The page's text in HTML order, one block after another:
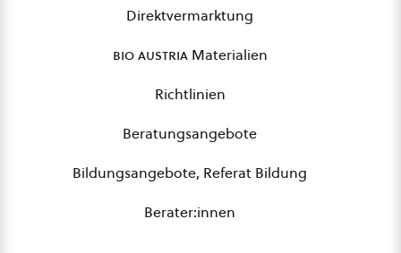
Direktvermarktung
bio austriaMaterialien
Richtlinien
Beratungsangebote
Bildungsangebote, Referat Bildung
Berater:innen